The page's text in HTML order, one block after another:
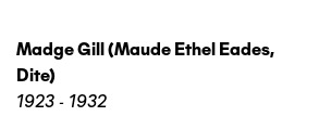
Madge Gill (maude Ethel Eades,
Dite)
1923 - 1932